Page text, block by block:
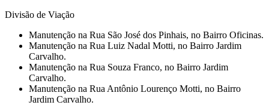
Divisão de Viação
Manutenção na Rua São José dos Pinhais, no Bairro Oficinas.
Manutenção na Rua Luiz Nadal Motti, no Bairro Jardim
Carvalho.
Manutenção na Rua Souza Franco, no Bairro Jardim
Carvalho.
Manutenção na Rua Antônio Lourenço Motti, no Bairro
Jardim Carvalho.